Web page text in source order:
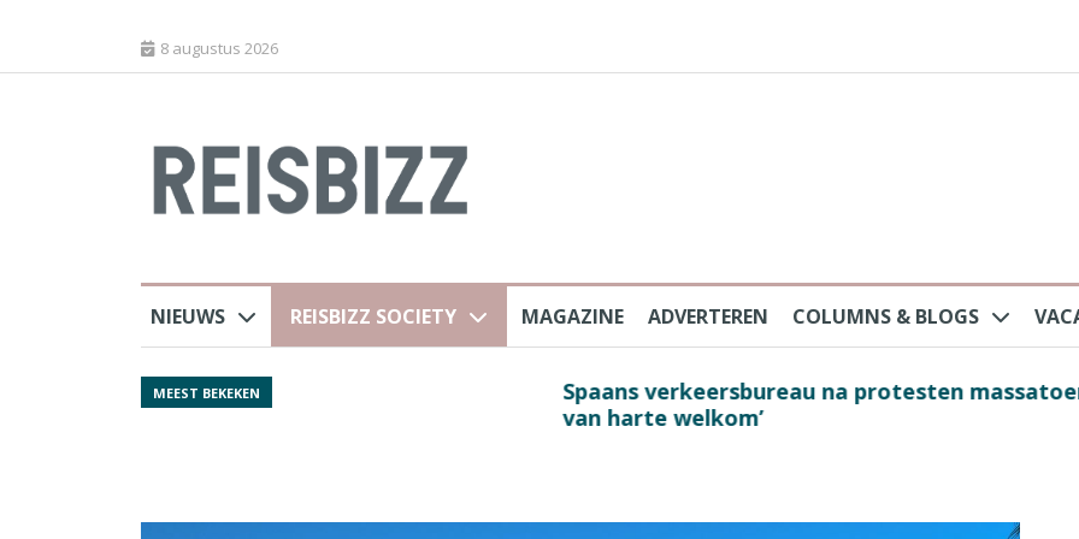
8 augustus 2026
NIEUWS REISBIZZ SOCIETY MAGAZINE ADVERTEREN COLUMNS & BLOGS
MEEST BEKEKEN
Spaans verkeersbureau na protesten massatoerisme: ‘Nederlandse